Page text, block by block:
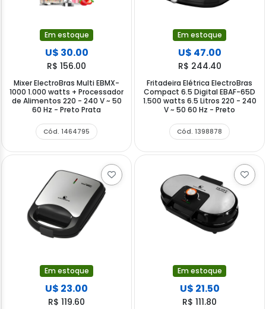
Em estoque
U$ 30.00
R$ 156.00
Mixer ElectroBras Multi EBMX-
1000 1.000 watts + Processador
de Alimentos 220 - 240 V ~ 50
60 Hz - Preto Prata
Cód. 1464795
Em estoque
U$ 47.00
R$ 244.40
Fritadeira Elétrica ElectroBras
Compact 6.5 Digital EBAF-65D
1.500 watts 6.5 Litros 220 - 240
V ~ 50 60 Hz - Preto
Cód. 1398878
Em estoque
U$ 23.00
R$ 119.60
Em estoque
U$ 21.50
R$ 111.80